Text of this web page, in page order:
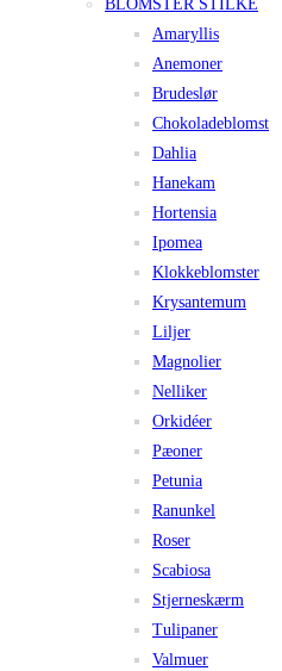
BLOMSTER STILKE
Amaryllis
Anemoner
Brudeslør
Chokoladeblomst
Dahlia
Hanekam
Hortensia
Ipomea
Klokkeblomster
Krysantemum
Liljer
Magnolier
Nelliker
Orkidéer
Pæoner
Petunia
Ranunkel
Roser
Scabiosa
Stjerneskærm
Tulipaner
Valmuer